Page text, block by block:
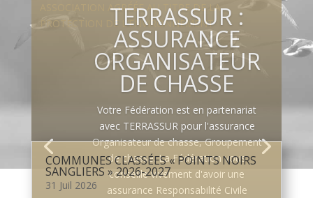
ASSOCIATION AGRÉÉE AU TITRE DE LA
PROTECTION DE L’ENVIRONNEMENT
TERRASSUR :
ASSURANCE
ORGANISATEUR
DE CHASSE
Votre Fédération est en partenariat
avec TERRASSUR pour l'assurance
Organisateur de chasse, Groupement
de chasse. La Fédération vous
conseille vivement d'avoir une
assurance Responsabilité Civile
COMMUNES CLASSÉES « POINTS NOIRS
SANGLIERS » 2026-2027
31 Juil 2026